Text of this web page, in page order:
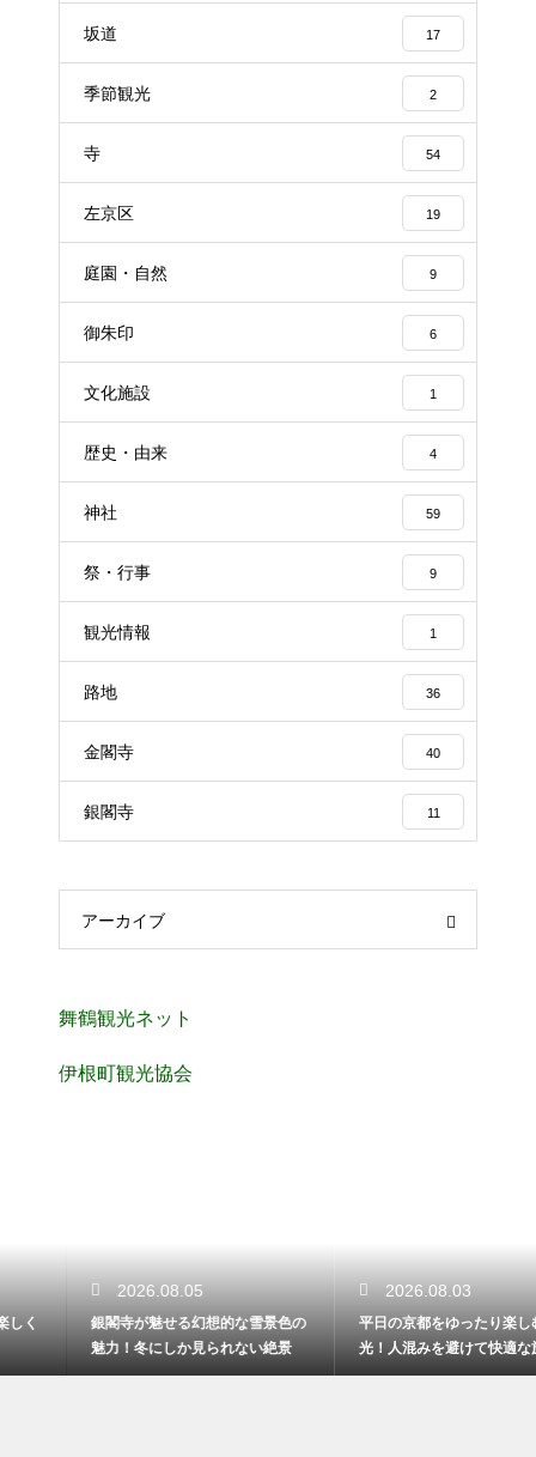
坂道 17
季節観光 2
寺 54
左京区 19
庭園・自然 9
御朱印 6
文化施設 1
歴史・由来 4
神社 59
祭・行事 9
観光情報 1
路地 36
金閣寺 40
銀閣寺 11
アーカイブ
舞鶴観光ネット
伊根町観光協会
2026.08.05
銀閣寺が魅せる幻想的な雪景色の
魅力！冬にしか見られない絶景
2026.08.03
平日の京都をゆったり楽しむ観
光！人混みを避けて快適な旅